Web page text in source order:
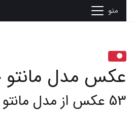
منو
عکس مدل مانتو
53 عکس از مدل مانتو حریر مشکی بلند که همه را شگفت‌زده می‌کند